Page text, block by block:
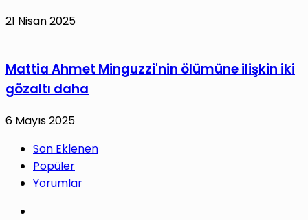
21 Nisan 2025
Mattia Ahmet Minguzzi'nin ölümüne ilişkin iki
gözaltı daha
6 Mayıs 2025
Son Eklenen
Popüler
Yorumlar